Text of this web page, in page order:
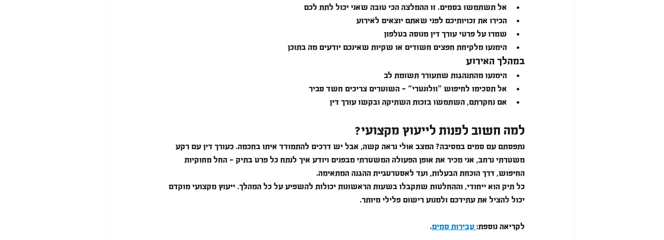
אל תשתמשו בסמים. זו ההמלצה הכי טובה שאני יכול לתת לכם
הכירו את זכויותיכם לפני שאתם יוצאים לאירוע
שמרו על פרטי עורך דין מנוסה בטלפון
הימנעו מלקיחת חפצים חשודים או שקיות שאינכם יודעים מה בתוכן
במהלך האירוע
הימנעו מהתנהגות שתעורר תשומת לב
אל תסכימו לחיפוש "וולונטרי" - השוטרים צריכים חשד סביר
אם נחקרתם, השתמשו בזכות השתיקה ובקשו עורך דין
למה חשוב לפנות לייעוץ מקצועי?
נתפסתם עם סמים במסיבה? המצב אולי נראה קשה, אבל יש דרכים להתמודד איתו בחכמה. כעורך דין עם רקע
משטרתי נרחב, אני מכיר את אופן הפעולה המשטרתי מבפנים ויודע איך לנתח כל פרט בתיק - החל מחוקיות
החיפוש, דרך הוכחת הבעלות, ועד לאסטרטגיית ההגנה המתאימה.
כל תיק הוא ייחודי, וההחלטות שתקבלו בשעות הראשונות יכולות להשפיע על כל המהלך. ייעוץ מקצועי מוקדם
יכול להציל את עתידכם ולמנוע רישום פלילי מיותר.
לקריאה נוספת: עבירות סמים.